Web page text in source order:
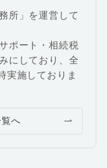
所」を運営して
ポート・相続税
にしており、全
実施しておりま
覧へ